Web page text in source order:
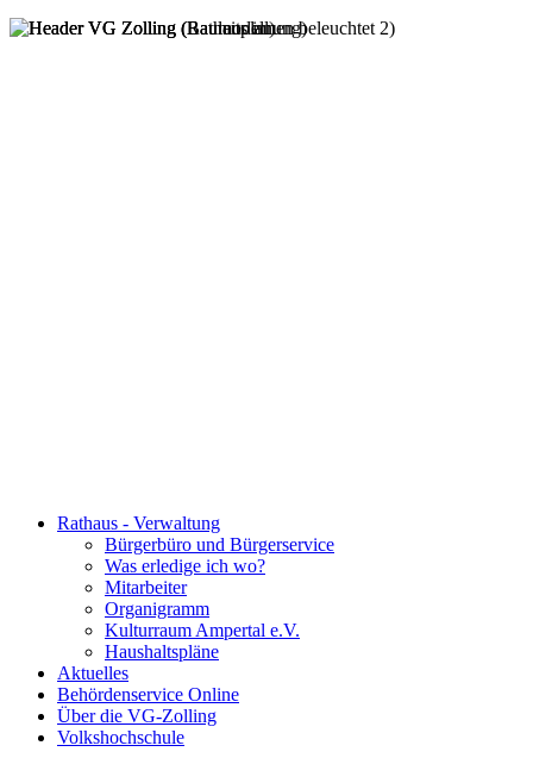
Rathaus - Verwaltung
Bürgerbüro und Bürgerservice
Was erledige ich wo?
Mitarbeiter
Organigramm
Kulturraum Ampertal e.V.
Haushaltspläne
Aktuelles
Behördenservice Online
Über die VG-Zolling
Volkshochschule